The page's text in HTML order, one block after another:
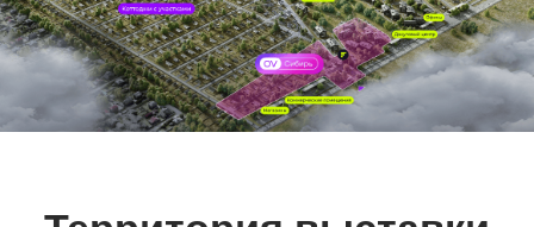
Кирпичные дома 4 этажа